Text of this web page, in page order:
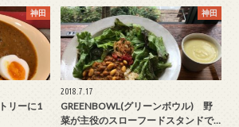
神田
リーに1
神田
2018.7.17
GREENBOWL(グリーンボウル) 野
菜が主役のスローフードスタンドで…